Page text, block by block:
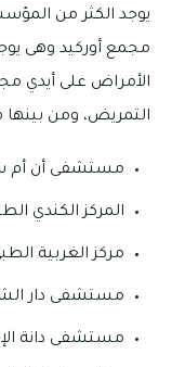
يوجد الكثر من
مجمع أوركيد وهى
الأمراض على أيدي
التمريض، ومن بينها
مستشفى أن أم
المركز الكندي
مركز الغربية
مستشفى دار
مستشفى دانة